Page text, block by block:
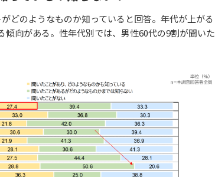
どのようなものか知っていると回答。年代が上がる
傾向がある。性年代別では、男性60代の9割が聞いた